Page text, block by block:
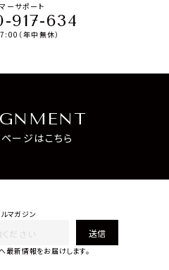
ーサポート
917-634
（年中無休）
ージはこちら
マガジン
送信
最新情報をお届けします。